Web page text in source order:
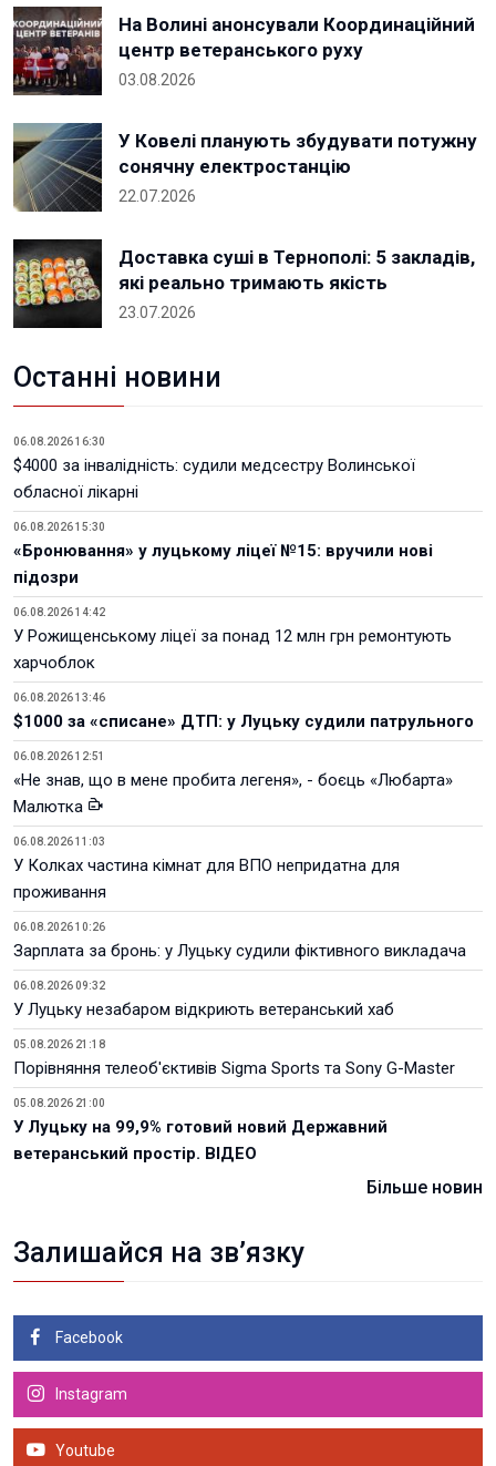
На Волині анонсували Координаційний
центр ветеранського руху
03.08.2026
У Ковелі планують збудувати потужну
сонячну електростанцію
22.07.2026
Доставка суші в Тернополі: 5 закладів,
які реально тримають якість
23.07.2026
Останні новини
06.08.2026 16:30
$4000 за інвалідність: судили медсестру Волинської
обласної лікарні
06.08.2026 15:30
«Бронювання» у луцькому ліцеї №15: вручили нові
підозри
06.08.2026 14:42
У Рожищенському ліцеї за понад 12 млн грн ремонтують
харчоблок
06.08.2026 13:46
$1000 за «списане» ДТП: у Луцьку судили патрульного
06.08.2026 12:51
«Не знав, що в мене пробита легеня», - боєць «Любарта»
Малютка
06.08.2026 11:03
У Колках частина кімнат для ВПО непридатна для
проживання
06.08.2026 10:26
Зарплата за бронь: у Луцьку судили фіктивного викладача
06.08.2026 09:32
У Луцьку незабаром відкриють ветеранський хаб
05.08.2026 21:18
Порівняння телеоб'єктивів Sigma Sports та Sony G-Master
05.08.2026 21:00
У Луцьку на 99,9% готовий новий Державний
ветеранський простір. ВІДЕО
Більше новин
Залишайся на зв’язку
Facebook
Instagram
Youtube